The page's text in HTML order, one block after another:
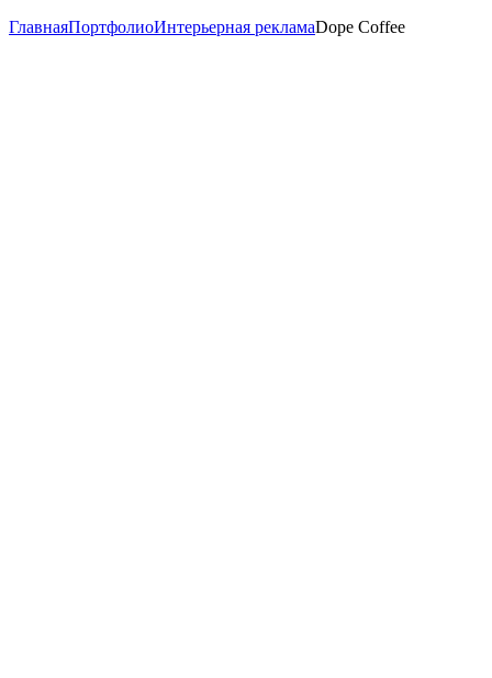
ГлавнаяПортфолиоИнтерьерная рекламаDope Coffee